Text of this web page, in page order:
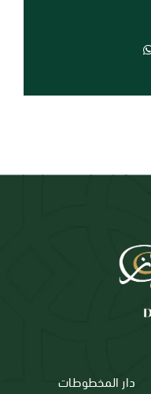
دار المخطوطات